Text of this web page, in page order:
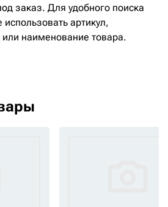
заказ. Для удобного поиска
артикул,
наименование товара.